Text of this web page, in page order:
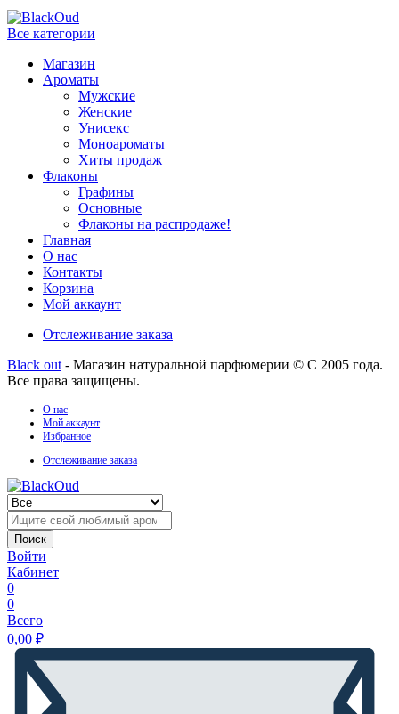
Все категории
Магазин
Ароматы
Мужские
Женские
Унисекс
Моноароматы
Хиты продаж
Флаконы
Графины
Основные
Флаконы на распродаже!
Главная
О нас
Контакты
Корзина
Мой аккаунт
Отслеживание заказа
Black out - Магазин натуральной парфюмерии © С 2005 года.
Все права защищены.
О нас
Мой аккаунт
Избранное
Отслеживание заказа
Поиск
Войти
Кабинет
0
0
Всего
0,00 ₽